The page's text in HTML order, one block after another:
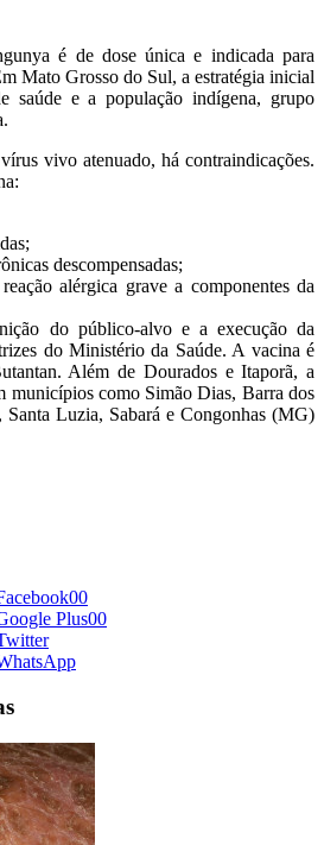
é de dose única e indicada para
Mato Grosso do Sul, a estratégia inicial
saúde e a população indígena, grupo
vivo atenuado, há contraindicações.
descompensadas;
alérgica grave a componentes da
do público-alvo e a execução da
do Ministério da Saúde. A vacina é
Além de Dourados e Itaporã, a
municípios como Simão Dias, Barra dos
Luzia, Sabará e Congonhas (MG)
00
00